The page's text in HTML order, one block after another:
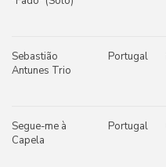
Sebastião
Antunes Trio
Portugal
Segue-me à
Capela
Portugal